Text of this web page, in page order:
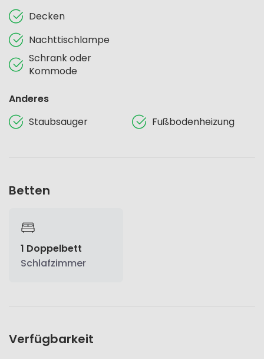
Decken
Nachttischlampe
Schrank oder
Kommode
Anderes
Staubsauger
Fußbodenheizung
Betten
1 Doppelbett
Schlafzimmer
Verfügbarkeit